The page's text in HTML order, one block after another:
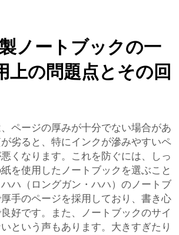
ノートブックの一
上の問題点とその回
ページの厚みが十分でない場合があ
劣ると、特にインクが滲みやすいペ
くなります。これを防ぐには、しっ
を使用したノートブックを選ぶこと
ハ（ロングガン・ハハ）のノートブ
手のページを採用しており、書き心
好です。また、ノートブックのサイ
という声もあります。大きすぎたり